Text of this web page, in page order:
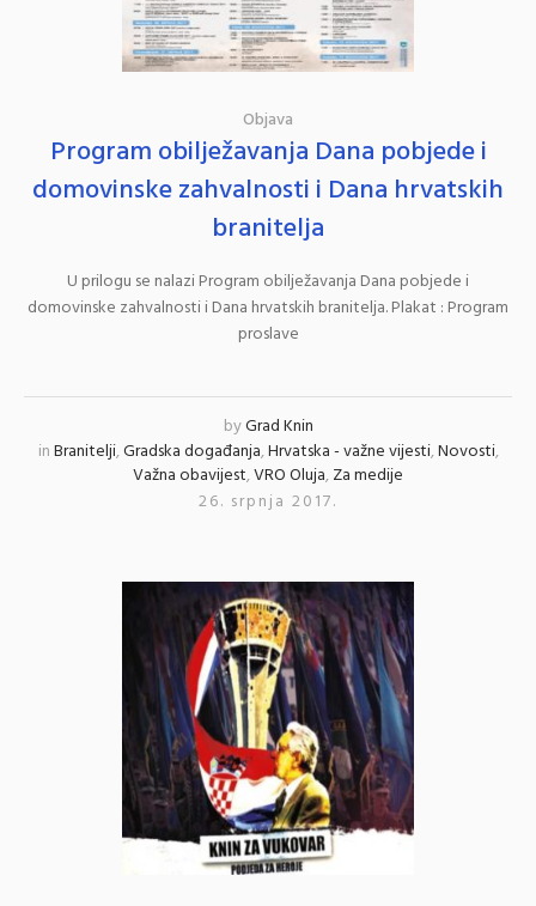
Objava
Program obilježavanja Dana pobjede i
domovinske zahvalnosti i Dana hrvatskih
branitelja
U prilogu se nalazi Program obilježavanja Dana pobjede i
domovinske zahvalnosti i Dana hrvatskih branitelja. Plakat : Program
proslave
byGrad Knin
inBranitelji,Gradska događanja,Hrvatska - važne vijesti,Novosti,
Važna obavijest,VRO Oluja,Za medije
26. srpnja 2017.